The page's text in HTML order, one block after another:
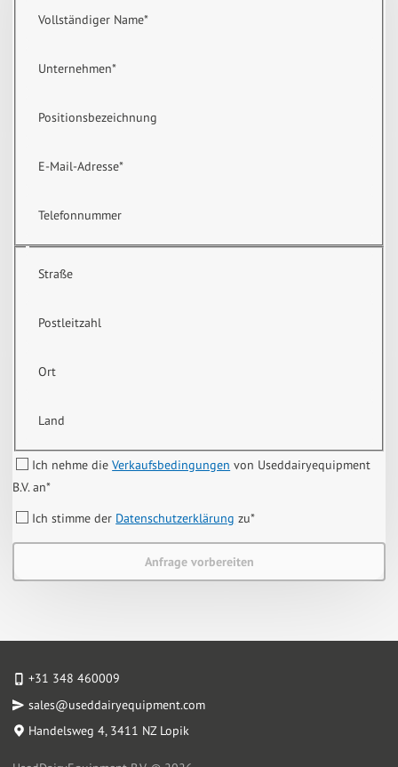
Vollständiger Name*
Unternehmen*
Positionsbezeichnung
E-Mail-Adresse*
Telefonnummer
Straße
Postleitzahl
Ort
Land
Ich nehme dieVerkaufsbedingungen von Useddairyequipment
B.V. an*
Ich stimme der Datenschutzerklärung zu*
Anfrage vorbereiten
+31 348 460009
sales@useddairyequipment.com
Handelsweg 4, 3411 NZ Lopik